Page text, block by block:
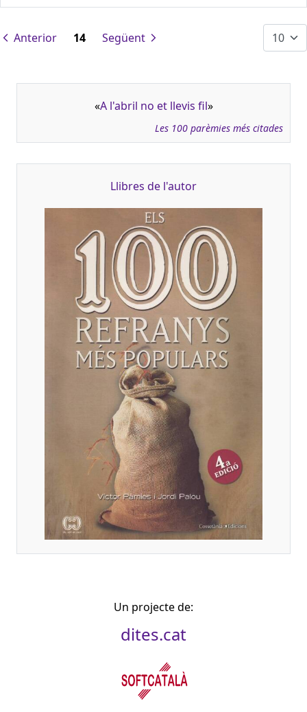
Anterior 14 Següent
«A l'abril no et llevis fil»
Les 100 parèmies més citades
Llibres de l'autor
Un projecte de:
dites.cat